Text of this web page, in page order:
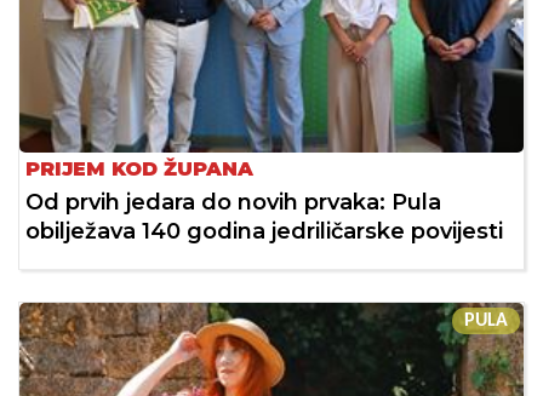
PRIJEM KOD ŽUPANA
Od prvih jedara do novih prvaka: Pula
obilježava 140 godina jedriličarske povijesti
PULA